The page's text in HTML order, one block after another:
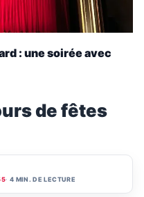
: une soirée avec
de fêtes
4 MIN. DE LECTURE